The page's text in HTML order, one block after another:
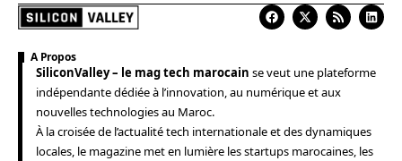
A Propos
SiliconValley – le mag tech marocain se veut une plateforme
indépendante dédiée à l’innovation, au numérique et aux
nouvelles technologies au Maroc.
À la croisée de l’actualité tech internationale et des dynamiques
locales, le magazine met en lumière les startups marocaines, les